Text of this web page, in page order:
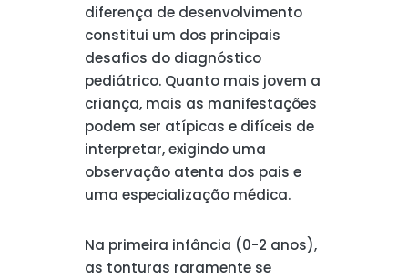
diferença de desenvolvimento
constitui um dos principais
desafios do diagnóstico
pediátrico. Quanto mais jovem a
criança, mais as manifestações
podem ser atípicas e difíceis de
interpretar, exigindo uma
observação atenta dos pais e
uma especialização médica.
Na primeira infância (0-2 anos),
as tonturas raramente se